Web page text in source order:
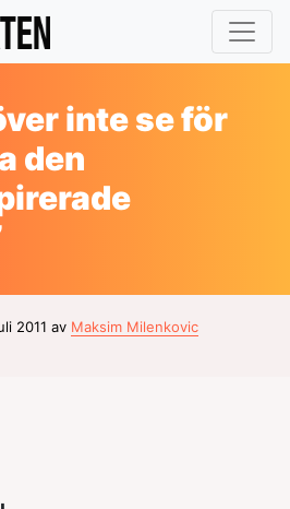
inte se för
den
2011 av Maksim Milenkovic